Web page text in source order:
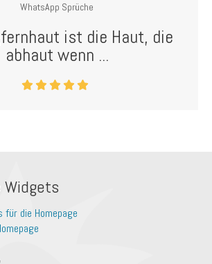
WhatsApp Sprüche
ist die Haut, die
abhaut wenn ...
für die Homepage